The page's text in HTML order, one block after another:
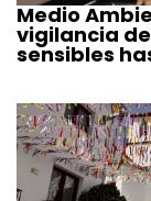
Medio
vigilancia
sensibles